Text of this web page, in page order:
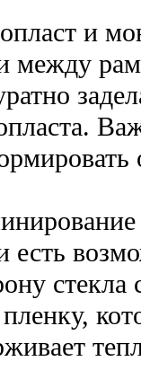
и
между
есть